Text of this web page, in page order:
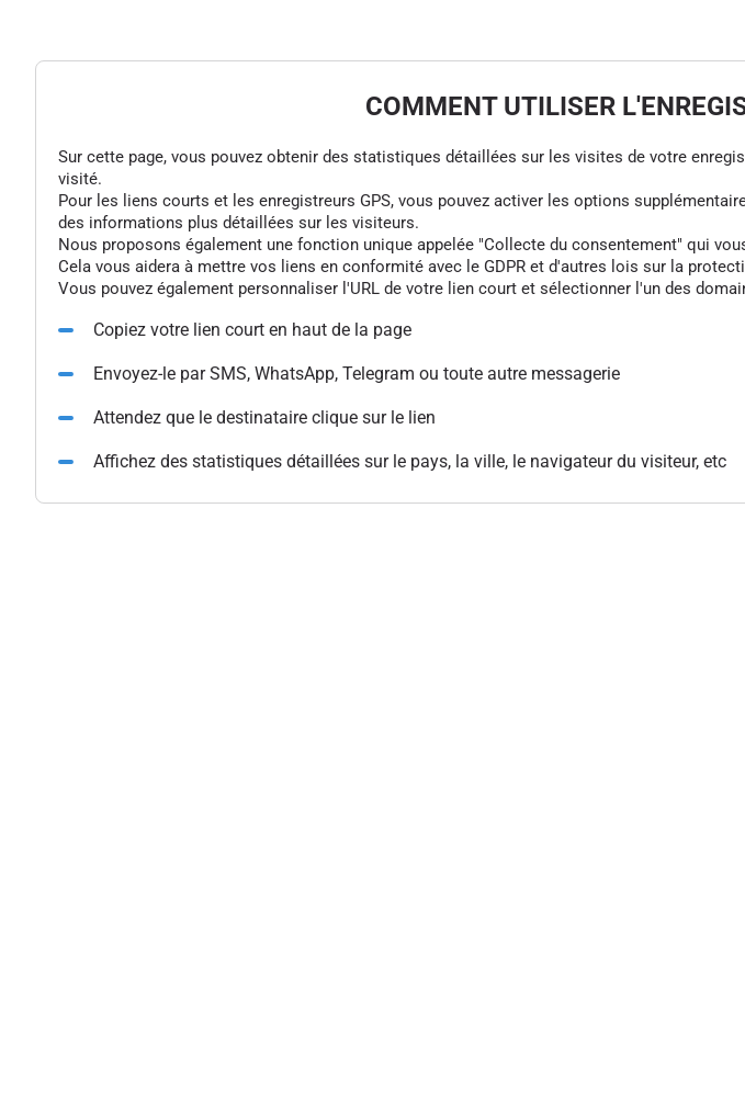
COMMENT UTILISER
Sur cette page, vous pouvez obtenir des statistiques détaillées sur les visites de votre
visité.
Pour les liens courts et les enregistreurs GPS, vous pouvez activer les options
des informations plus détaillées sur les visiteurs.
Nous proposons également une fonction unique appelée "Collecte du consentement" qui
Cela vous aidera à mettre vos liens en conformité avec le GDPR et d'autres lois sur la
Vous pouvez également personnaliser l'URL de votre lien court et sélectionner l'un des
Copiez votre lien court en haut de la page
Envoyez-le par SMS, WhatsApp, Telegram ou toute autre messagerie
Attendez que le destinataire clique sur le lien
Affichez des statistiques détaillées sur le pays, la ville, le navigateur du visiteur, etc